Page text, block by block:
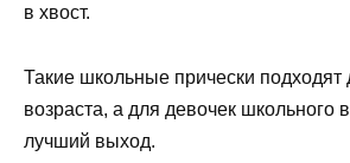
в хвост.
Такие школьные прически подходят
возраста, а для девочек школьного
лучший выход.